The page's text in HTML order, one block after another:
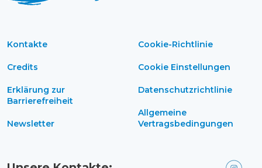
Kontakte
Credits
Erklärung zur
Barrierefreiheit
Newsletter
Cookie-Richtlinie
Cookie Einstellungen
Datenschutzrichtlinie
Allgemeine
Vertragsbedingungen